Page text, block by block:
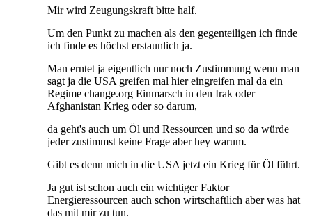
Mir wird Zeugungskraft bitte half.
Um den Punkt zu machen als den gegenteiligen ich finde
ich finde es höchst erstaunlich ja.
Man erntet ja eigentlich nur noch Zustimmung wenn man
sagt ja die USA greifen mal hier eingreifen mal da ein
Regime change.org Einmarsch in den Irak oder
Afghanistan Krieg oder so darum,
da geht's auch um Öl und Ressourcen und so da würde
jeder zustimmst keine Frage aber hey warum.
Gibt es denn mich in die USA jetzt ein Krieg für Öl führt.
Ja gut ist schon auch ein wichtiger Faktor
Energieressourcen auch schon wirtschaftlich aber was hat
das mit mir zu tun.